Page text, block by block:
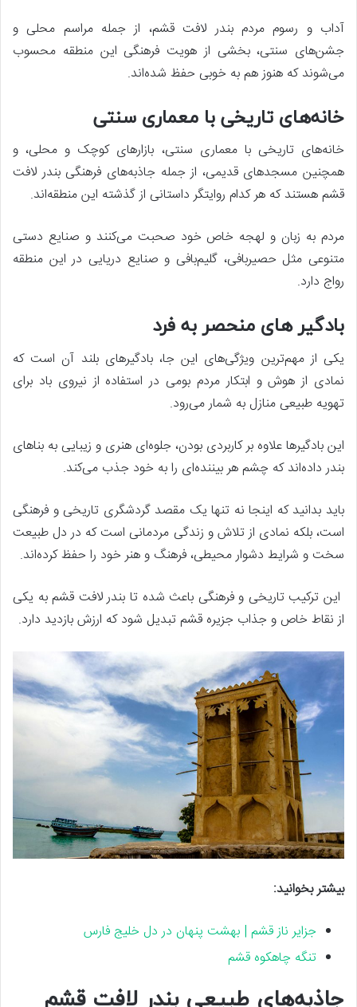
آداب و رسوم مردم بندر لافت قشم، از جمله مراسم محلی و
جشن‌های سنتی، بخشی از هویت فرهنگی این منطقه محسوب
می‌شوند که هنوز هم به خوبی حفظ شده‌اند.
خانه‌های تاریخی با معماری سنتی
خانه‌های تاریخی با معماری سنتی، بازارهای کوچک و محلی، و
همچنین مسجدهای قدیمی، از جمله جاذبه‌های فرهنگی بندر لافت
قشم هستند که هر کدام روایتگر داستانی از گذشته این منطقه‌اند.
مردم به زبان و لهجه خاص خود صحبت می‌کنند و صنایع دستی
متنوعی مثل حصیربافی، گلیم‌بافی و صنایع دریایی در این منطقه
رواج دارد.
بادگیر های منحصر به فرد
یکی از مهم‌ترین ویژگی‌های این جا، بادگیرهای بلند آن است که
نمادی از هوش و ابتکار مردم بومی در استفاده از نیروی باد برای
تهویه طبیعی منازل به شمار می‌رود.
این بادگیرها علاوه بر کاربردی بودن، جلوه‌ای هنری و زیبایی به بناهای
بندر داده‌اند که چشم هر بیننده‌ای را به خود جذب می‌کند.
باید بدانید که اینجا نه تنها یک مقصد گردشگری تاریخی و فرهنگی
است، بلکه نمادی از تلاش و زندگی مردمانی است که در دل طبیعت
سخت و شرایط دشوار محیطی، فرهنگ و هنر خود را حفظ کرده‌اند.
این ترکیب تاریخی و فرهنگی باعث شده تا بندر لافت قشم به یکی
از نقاط خاص و جذاب جزیره قشم تبدیل شود که ارزش بازدید دارد.
بیشتر بخوانید:
جزایر ناز قشم | بهشت پنهان در دل خلیج فارس
تنگه چاهکوه قشم
جاذبه‌های طبیعی بندر لافت قشم